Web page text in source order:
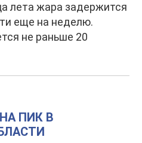
лета жара задержится
еще на неделю.
не раньше 20
ПИК В